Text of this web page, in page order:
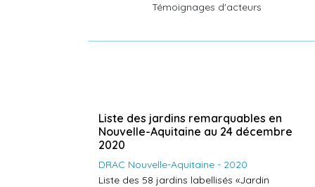
Témoignages d'acteurs
Liste des jardins remarquables en
Nouvelle-Aquitaine au 24 décembre
2020
DRAC Nouvelle-Aquitaine - 2020
Liste des 58 jardins labellisés «Jardin